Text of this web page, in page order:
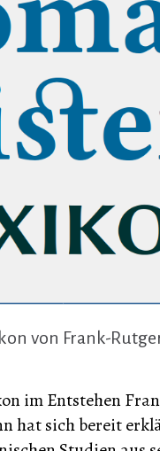
von Frank-
im Entstehen
hat sich bereit